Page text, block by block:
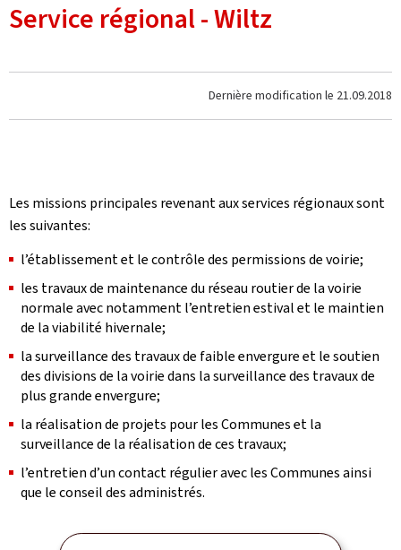
Service régional - Wiltz
Dernière modification le 21.09.2018
Les missions principales revenant aux services régionaux sont
les suivantes:
l’établissement et le contrôle des permissions de voirie;
les travaux de maintenance du réseau routier de la voirie
normale avec notamment l’entretien estival et le maintien
de la viabilité hivernale;
la surveillance des travaux de faible envergure et le soutien
des divisions de la voirie dans la surveillance des travaux de
plus grande envergure;
la réalisation de projets pour les Communes et la
surveillance de la réalisation de ces travaux;
l’entretien d’un contact régulier avec les Communes ainsi
que le conseil des administrés.